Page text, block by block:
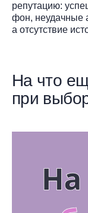
репутацию:
фон, неудачные
а отсутствие
На что
при